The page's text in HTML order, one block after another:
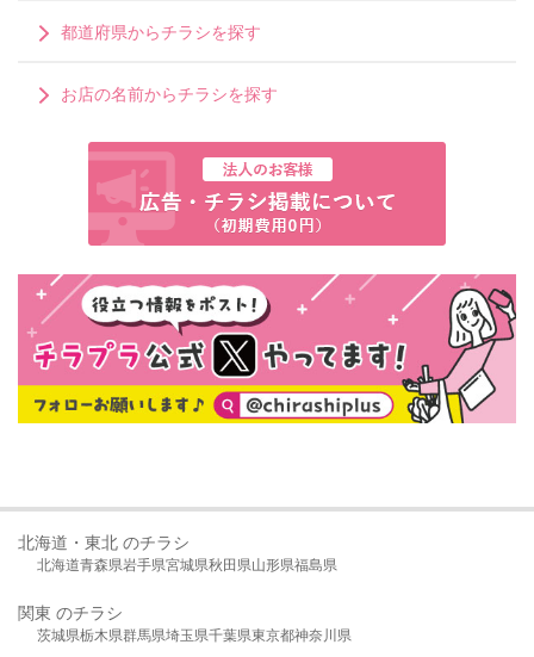
都道府県からチラシを探す
お店の名前からチラシを探す
北海道・東北 のチラシ
北海道青森県岩手県宮城県秋田県山形県福島県
関東 のチラシ
茨城県栃木県群馬県埼玉県千葉県東京都神奈川県